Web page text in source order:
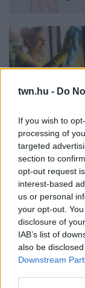
twn.hu - Do
If you wish to
processing of
targeted
section to
opt-out request
interest-based
us or personal
your opt-out.
disclosure of
IAB’s list of
also be
Downstream
08. 02.
SOKAN
EMIATT
Érdemes